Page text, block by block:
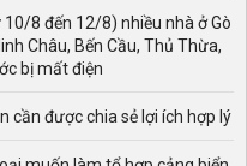
8 đến 12/8) nhiều nhà ở Gò
Châu, Bến Cầu, Thủ Thừa,
bị mất điện
cần được chia sẻ lợi ích hợp lý